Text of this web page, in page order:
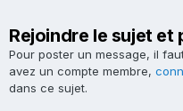
Rejoindre le sujet et
Pour poster un message, il
avez un compte membre,
dans ce sujet.